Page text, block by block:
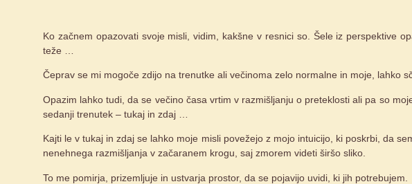
Ko začnem opazovati svoje misli, vidim, kakšne v resnici so. Šele iz perspektive
teže …
Čeprav se mi mogoče zdijo na trenutke ali večinoma zelo normalne in moje, lahko
Opazim lahko tudi, da se večino časa vrtim v razmišljanju o preteklosti ali pa so
sedanji trenutek – tukaj in zdaj …
Kajti le v tukaj in zdaj se lahko moje misli povežejo z mojo intuicijo, ki poskrbi, da
nenehnega razmišljanja v začaranem krogu, saj zmorem videti širšo sliko.
To me pomirja, prizemljuje in ustvarja prostor, da se pojavijo uvidi, ki jih potrebujem.